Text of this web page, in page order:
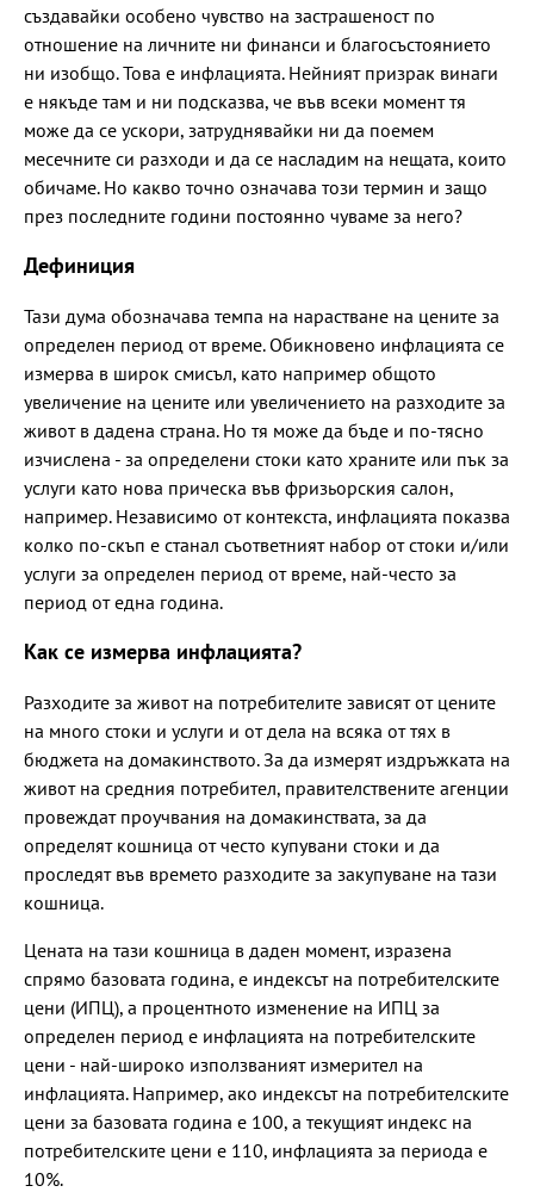
създавайки особено чувство на застрашеност по
отношение на личните ни финанси и благосъстоянието
ни изобщо. Това е инфлацията. Нейният призрак винаги
е някъде там и ни подсказва, че във всеки момент тя
може да се ускори, затруднявайки ни да поемем
месечните си разходи и да се насладим на нещата, които
обичаме. Но какво точно означава този термин и защо
през последните години постоянно чуваме за него?
Дефиниция
Тази дума обозначава темпа на нарастване на цените за
определен период от време. Обикновено инфлацията се
измерва в широк смисъл, като например общото
увеличение на цените или увеличението на разходите за
живот в дадена страна. Но тя може да бъде и по-тясно
изчислена - за определени стоки като храните или пък за
услуги като нова прическа във фризьорския салон,
например. Независимо от контекста, инфлацията показва
колко по-скъп е станал съответният набор от стоки и/или
услуги за определен период от време, най-често за
период от една година.
Как се измерва инфлацията?
Разходите за живот на потребителите зависят от цените
на много стоки и услуги и от дела на всяка от тях в
бюджета на домакинството. За да измерят издръжката на
живот на средния потребител, правителствените агенции
провеждат проучвания на домакинствата, за да
определят кошница от често купувани стоки и да
проследят във времето разходите за закупуване на тази
кошница.
Цената на тази кошница в даден момент, изразена
спрямо базовата година, е индексът на потребителските
цени (ИПЦ), а процентното изменение на ИПЦ за
определен период е инфлацията на потребителските
цени - най-широко използваният измерител на
инфлацията. Например, ако индексът на потребителските
цени за базовата година е 100, а текущият индекс на
потребителските цени е 110, инфлацията за периода е
10%.